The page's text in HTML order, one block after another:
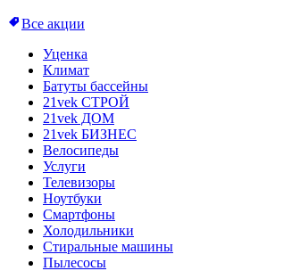
Все акции
Уценка
Климат
Батуты бассейны
21vek СТРОЙ
21vek ДОМ
21vek БИЗНЕС
Велосипеды
Услуги
Телевизоры
Ноутбуки
Смартфоны
Холодильники
Стиральные машины
Пылесосы